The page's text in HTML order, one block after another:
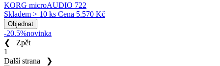
KORG microAUDIO 722
Skladem > 10 ks Cena 5.570 Kč
Objednat
-20.5%novinka
❮ Zpět
1
Další strana ❯